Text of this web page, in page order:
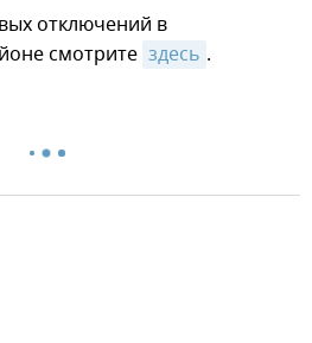
отключений в
смотрите здесь .